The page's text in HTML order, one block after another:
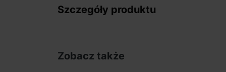
Szczegóły produktu
Zobacz także